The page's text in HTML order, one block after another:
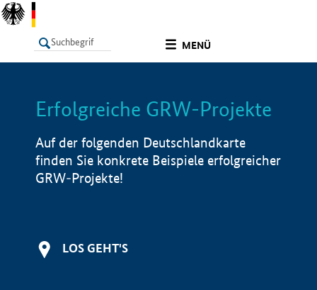
MENÜ
LISTE Info
Erfolgreiche GRW-Projekte
Auf der folgenden Deutschlandkarte
finden Sie konkrete Beispiele erfolgreicher
GRW-Projekte!
LOS GEHT'S